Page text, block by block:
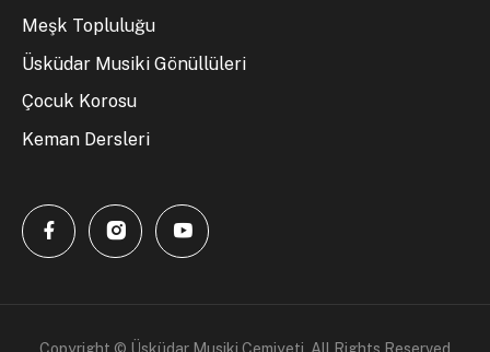
Meşk Topluluğu
Üsküdar Musiki Gönüllüleri
Çocuk Korosu
Keman Dersleri
Copyright © Üsküdar Musiki Cemiyeti. All Rights Reserved